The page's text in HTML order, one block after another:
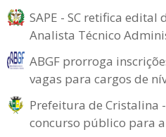
SAPE - SC retifica
Analista Técnico
ABGF prorroga
vagas para cargos de
Prefeitura de Cristalina
concurso público para